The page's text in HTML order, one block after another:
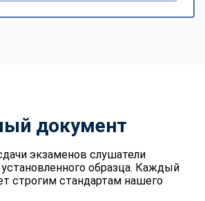
документ
экзаменов слушатели
образца. Каждый
строгим стандартам нашего